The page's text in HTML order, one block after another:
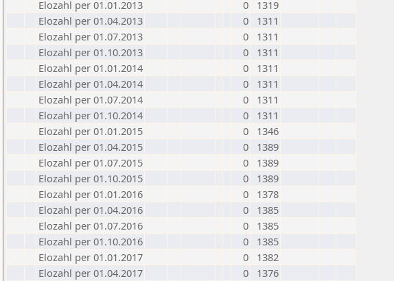
Elozahl per 01.01.2013
0
1319
Elozahl per 01.04.2013
0
1311
Elozahl per 01.07.2013
0
1311
Elozahl per 01.10.2013
0
1311
Elozahl per 01.01.2014
0
1311
Elozahl per 01.04.2014
0
1311
Elozahl per 01.07.2014
0
1311
Elozahl per 01.10.2014
0
1311
Elozahl per 01.01.2015
0
1346
Elozahl per 01.04.2015
0
1389
Elozahl per 01.07.2015
0
1389
Elozahl per 01.10.2015
0
1389
Elozahl per 01.01.2016
0
1378
Elozahl per 01.04.2016
0
1385
Elozahl per 01.07.2016
0
1385
Elozahl per 01.10.2016
0
1385
Elozahl per 01.01.2017
0
1382
Elozahl per 01.04.2017
0
1376